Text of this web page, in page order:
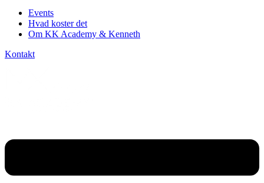
Events
Hvad koster det
Om KK Academy & Kenneth
Kontakt